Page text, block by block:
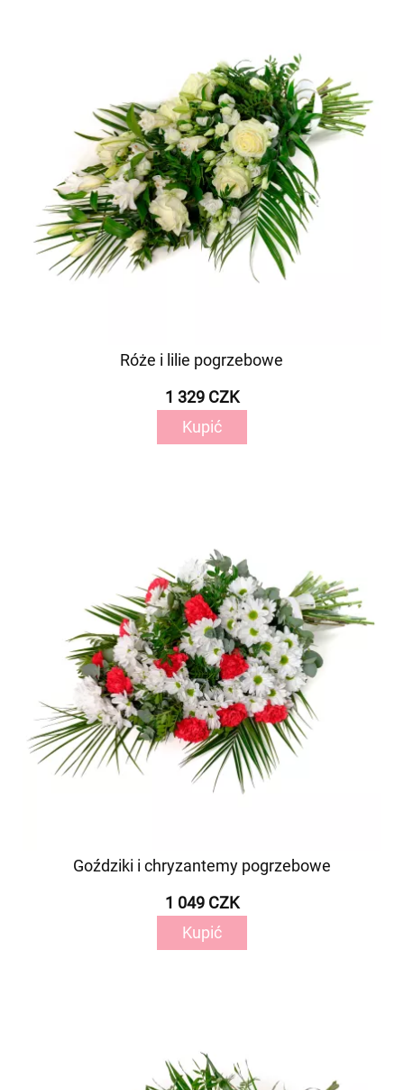
Róże i lilie pogrzebowe
1 329 CZK
Kupić
Goździki i chryzantemy pogrzebowe
1 049 CZK
Kupić